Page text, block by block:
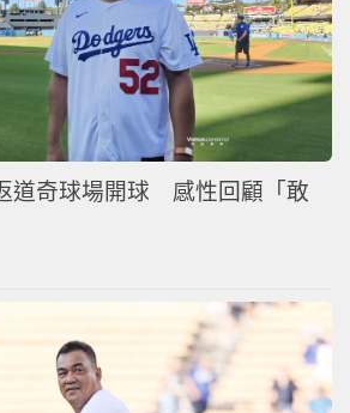
道奇球場開球 感性回顧「敢